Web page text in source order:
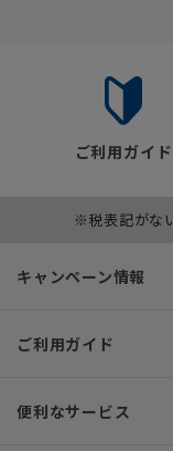
ご利用ガイド
※税表記がな
キャンペーン情報
ご利用ガイド
便利なサービス